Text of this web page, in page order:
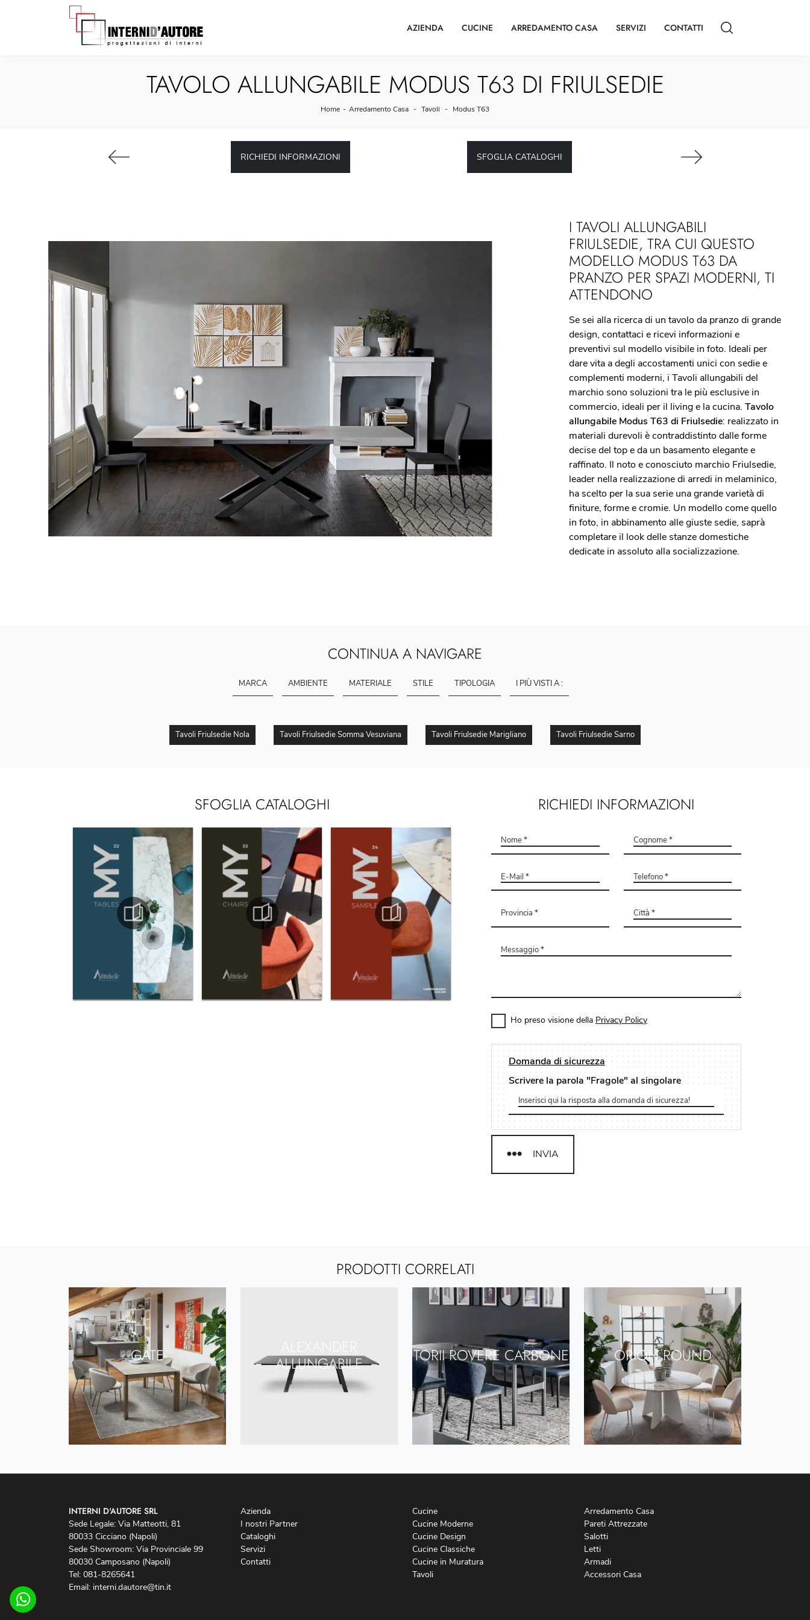
AZIENDA CUCINE ARREDAMENTO CASA SERVIZI CONTATTI
TAVOLO ALLUNGABILE MODUS T63 DI FRIULSEDIE
Home - Arredamento Casa - Tavoli - Modus T63
RICHIEDI INFORMAZIONI SFOGLIA CATALOGHI
I TAVOLI ALLUNGABILI
FRIULSEDIE, TRA CUI QUESTO
MODELLO MODUS T63 DA
PRANZO PER SPAZI MODERNI, TI
ATTENDONO
Se sei alla ricerca di un tavolo da pranzo di grande
design, contattaci e ricevi informazioni e
preventivi sul modello visibile in foto. Ideali per
dare vita a degli accostamenti unici con sedie e
complementi moderni, i Tavoli allungabili del
marchio sono soluzioni tra le più esclusive in
commercio, ideali per il living e la cucina. Tavolo
allungabile Modus T63 di Friulsedie: realizzato in
materiali durevoli è contraddistinto dalle forme
decise del top e da un basamento elegante e
raffinato. Il noto e conosciuto marchio Friulsedie,
leader nella realizzazione di arredi in melaminico,
ha scelto per la sua serie una grande varietà di
finiture, forme e cromie. Un modello come quello
in foto, in abbinamento alle giuste sedie, saprà
completare il look delle stanze domestiche
dedicate in assoluto alla socializzazione.
CONTINUA A NAVIGARE
MARCA AMBIENTE MATERIALE STILE TIPOLOGIA I PIÙ VISTI A :
Tavoli Friulsedie Nola Tavoli Friulsedie Somma Vesuviana Tavoli Friulsedie Marigliano Tavoli Friulsedie Sarno
SFOGLIA CATALOGHI RICHIEDI INFORMAZIONI
Ho preso visione della Privacy Policy
Domanda di sicurezza
Scrivere la parola "Fragole" al singolare
INVIA
PRODOTTI CORRELATI
GATE
ALLUNGABILE
TORII ROVERE CARBONE ORION ROUND
INTERNI D'AUTORE SRL
Sede Legale: Via Matteotti, 81
80033 Cicciano (Napoli)
Sede Showroom: Via Provinciale 99
80030 Camposano (Napoli)
Tel: 081-8265641
Email: interni.dautore@tin.it
Azienda
I nostri Partner
Cataloghi
Servizi
Contatti
Cucine
Cucine Moderne
Cucine Design
Cucine Classiche
Cucine in Muratura
Tavoli
Arredamento Casa
Pareti Attrezzate
Salotti
Letti
Armadi
Accessori Casa